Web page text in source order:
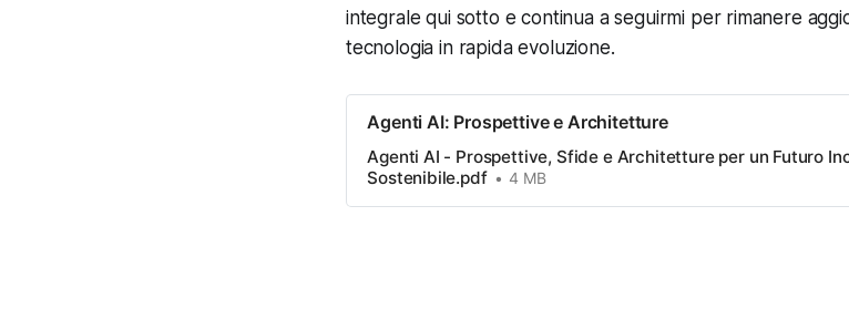
integrale qui sotto e continua a seguirmi per rimanere
tecnologia in rapida evoluzione.
Agenti AI: Prospettive e Architetture
Agenti AI - Prospettive, Sfide e Architetture per un Futuro
Sostenibile.pdf
4 MB